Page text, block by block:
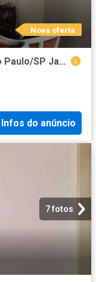
Nova oferta
Casa / Sobrado para Venda em São Paulo/SP Jardim da Saude 4 Quartos
Infos do anúncio
7 fotos